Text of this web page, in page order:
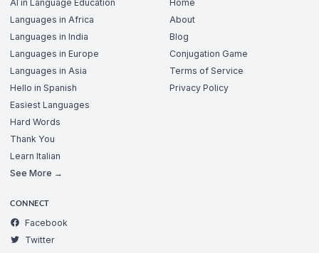
AI in Language Education
Languages in Africa
Languages in India
Languages in Europe
Languages in Asia
Hello in Spanish
Easiest Languages
Hard Words
Thank You
Learn Italian
See More →
Home
About
Blog
Conjugation Game
Terms of Service
Privacy Policy
CONNECT
Facebook
Twitter